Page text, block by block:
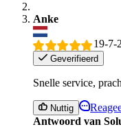
Anke
19-7-
Geverifieerd
Snelle service,
Nuttig
Antwoord van